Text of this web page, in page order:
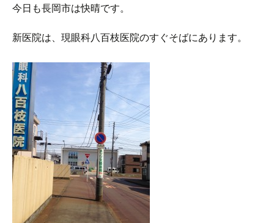
キ
プ
今日も長岡市は快晴です。
新医院は、現眼科八百枝医院のすぐそばにあります。